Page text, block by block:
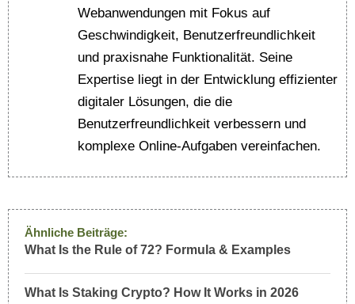
Webanwendungen mit Fokus auf
Geschwindigkeit, Benutzerfreundlichkeit
und praxisnahe Funktionalität. Seine
Expertise liegt in der Entwicklung effizienter
digitaler Lösungen, die die
Benutzerfreundlichkeit verbessern und
komplexe Online-Aufgaben vereinfachen.
Ähnliche Beiträge:
What Is the Rule of 72? Formula & Examples
What Is Staking Crypto? How It Works in 2026